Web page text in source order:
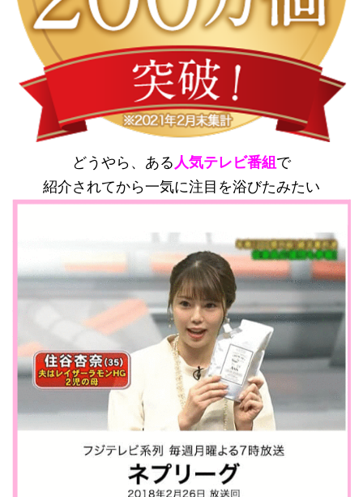
どうやら、ある人気テレビ番組で
紹介されてから一気に注目を浴びたみたい